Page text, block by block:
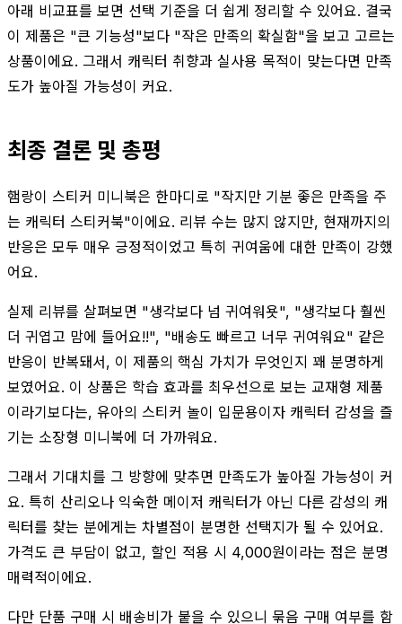
아래 비교표를 보면 선택 기준을 더 쉽게 정리할 수 있어요. 결국
이 제품은 "큰 기능성"보다 "작은 만족의 확실함"을 보고 고르는
상품이에요. 그래서 캐릭터 취향과 실사용 목적이 맞는다면 만족
도가 높아질 가능성이 커요.
최종 결론 및 총평
햄랑이 스티커 미니북은 한마디로 "작지만 기분 좋은 만족을 주
는 캐릭터 스티커북"이에요. 리뷰 수는 많지 않지만, 현재까지의
반응은 모두 매우 긍정적이었고 특히 귀여움에 대한 만족이 강했
어요.
실제 리뷰를 살펴보면 "생각보다 넘 귀여워욧", "생각보다 훨씬
더 귀엽고 맘에 들어요!!", "배송도 빠르고 너무 귀여워요" 같은
반응이 반복돼서, 이 제품의 핵심 가치가 무엇인지 꽤 분명하게
보였어요. 이 상품은 학습 효과를 최우선으로 보는 교재형 제품
이라기보다는, 유아의 스티커 놀이 입문용이자 캐릭터 감성을 즐
기는 소장형 미니북에 더 가까워요.
그래서 기대치를 그 방향에 맞추면 만족도가 높아질 가능성이 커
요. 특히 산리오나 익숙한 메이저 캐릭터가 아닌 다른 감성의 캐
릭터를 찾는 분에게는 차별점이 분명한 선택지가 될 수 있어요.
가격도 큰 부담이 없고, 할인 적용 시 4,000원이라는 점은 분명
매력적이에요.
다만 단품 구매 시 배송비가 붙을 수 있으니 묶음 구매 여부를 함